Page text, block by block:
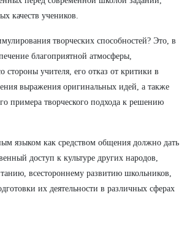
качеств учеников.
творческих способностей? Это, в
благоприятной атмосферы,
стороны учителя, его отказ от критики в
выражения оригинальных идей, а также
примера творческого подхода к решению
языком как средством общения должно дать
доступ к культуре других народов,
всестороннему развитию школьников,
их деятельности в различных сферах